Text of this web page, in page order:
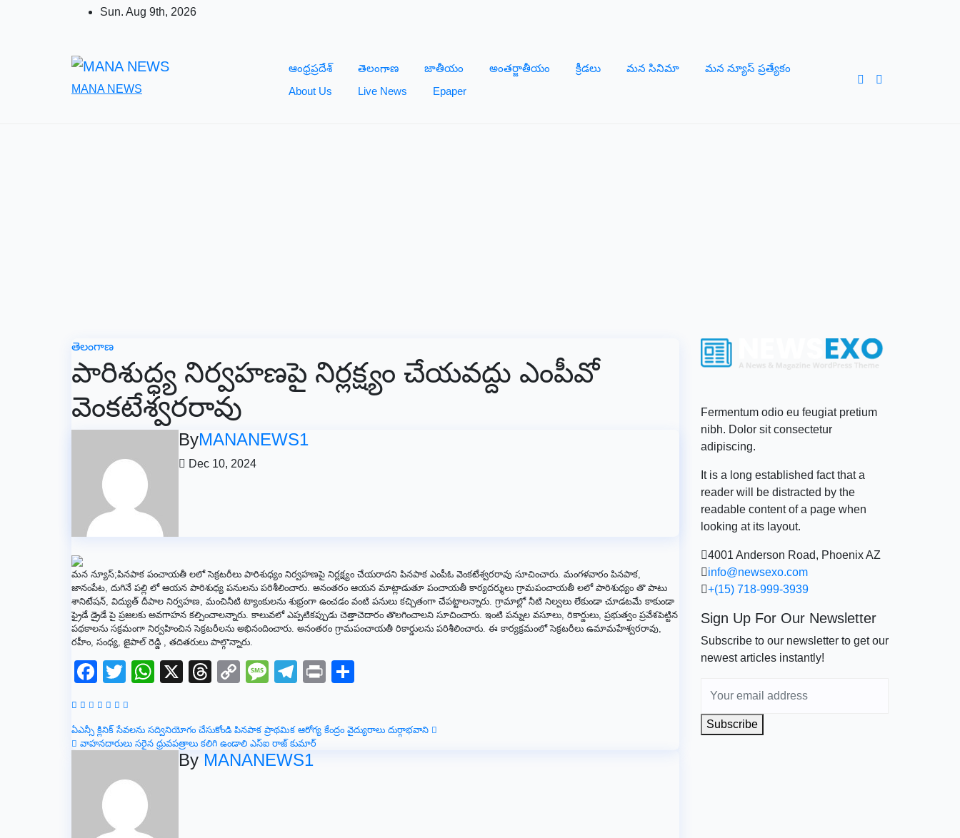
Sun. Aug 9th, 2026
MANA NEWS
ఆంధ్రప్రదేశ్ తెలంగాణ జాతీయం అంతర్జాతీయం క్రీడలు మన సినిమా
మన న్యూస్ ప్రత్యేకం
About Us
Live News Epaper
తెలంగాణ
పారిశుద్ధ్య నిర్వహణపై నిర్లక్ష్యం చేయవద్దు ఎంపీవో
వెంకటేశ్వరరావు
ByMANANEWS1
Dec 10, 2024
మన న్యూస్;పినపాక పంచాయతీ లలో సెక్రటరీలు పారిశుధ్యం నిర్వహణపై నిర్లక్ష్యం చేయరాదని పినపాక ఎంపీఓ వెంకటేశ్వరరావు సూచించారు. మంగళవారం పినపాక,
జానంపేట, దుగినే పల్లి లో ఆయన పారిశుధ్య పనులను పరిశీలించారు. అనంతరం ఆయన మాట్లాడుతూ పంచాయతీ కార్యదర్శులు గ్రామపంచాయతీ లలో పారిశుధ్యం తొ పాటు
శానిటేషన్, విద్యుత్ దీపాల నిర్వహణ, మంచినీటి ట్యాంకులను శుభ్రంగా ఉంచడం వంటి పనులు కచ్చితంగా చేపట్టాలన్నారు. గ్రామాల్లో నీటి నిల్వలు లేకుండా చూడటమే కాకుండా
ఫ్రైడే డ్రైడే పై ప్రజలకు అవగాహన కల్పించాలన్నారు. కాలువలో ఎప్పటికప్పుడు చెత్తాచెదారం తొలగించాలని సూచించారు. ఇంటి పన్నుల వసూలు, రికార్డులు, ప్రభుత్వం ప్రవేశపెట్టిన
పథకాలను సక్రమంగా నిర్వహించిన సెక్రటరీలను అభినందించారు. అనంతరం గ్రామపంచాయతీ రికార్డులను పరిశీలించారు. ఈ కార్యక్రమంలో సెక్రటరీలు ఉమామహేశ్వరరావు,
రహీం, సంధ్య, జైపాల్ రెడ్డి , తదితరులు పాల్గొన్నారు.
Facebook
TwitterWhatsApp
X Threads
CopyMessage
Telegram
Print
Post
ఏఎన్సీ క్లినిక్ సేవలను సద్వినియోగం చేసుకోండి పినపాక ప్రాథమిక ఆరోగ్య కేంద్రం వైద్యురాలు దుర్గాభవాని
వాహనదారులు సరైన ధ్రువపత్రాలు కలిగి ఉండాలి ఎస్ఐ రాజ్ కుమార్
By MANANEWS1
Fermentum odio eu feugiat pretium
nibh. Dolor sit consectetur
adipiscing.
It is a long established fact that a
reader will be distracted by the
readable content of a page when
looking at its layout.
4001 Anderson Road, Phoenix AZ
info@newsexo.com
+(15) 718-999-3939
Sign Up For Our Newsletter
Subscribe to our newsletter to get our
newest articles instantly!
Subscribe